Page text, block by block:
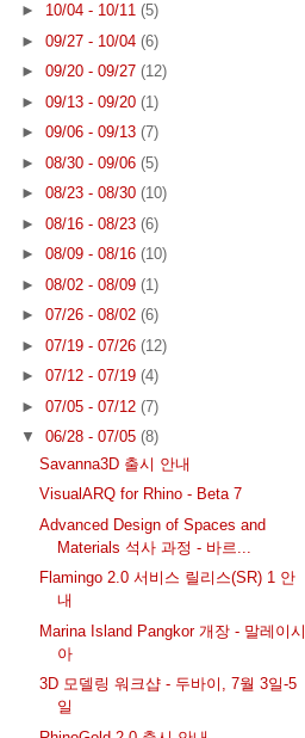
► 10/04 - 10/11 (5)
► 09/27 - 10/04 (6)
► 09/20 - 09/27 (12)
► 09/13 - 09/20 (1)
► 09/06 - 09/13 (7)
► 08/30 - 09/06 (5)
► 08/23 - 08/30 (10)
► 08/16 - 08/23 (6)
► 08/09 - 08/16 (10)
► 08/02 - 08/09 (1)
► 07/26 - 08/02 (6)
► 07/19 - 07/26 (12)
► 07/12 - 07/19 (4)
► 07/05 - 07/12 (7)
▼ 06/28 - 07/05 (8)
Savanna3D 출시 안내
VisualARQ for Rhino - Beta 7
Advanced Design of Spaces and
Materials 석사 과정 - 바르...
Flamingo 2.0 서비스 릴리스(SR) 1 안
내
Marina Island Pangkor 개장 - 말레이시
아
3D 모델링 워크샵 - 두바이, 7월 3일-5
일